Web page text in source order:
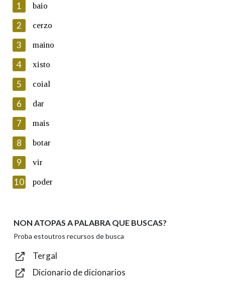
En cumprimento da normativa vixente en materia de
Protección de Datos de Carácter Persoal, a Real Academia
Galega informa a aqueles usuarios que faciliten o seu correo
electrónico, así como calquera outra información de carácter
persoal, que estes datos serán obxecto de tratamento
automatizado de carácter confidencial e incorporados aos seus
ficheiros informáticos. Así mesmo, os usuarios poderán exercer o
seu dereito de acceso, rectificación, oposición e cancelación dos
seus datos poñéndose en contacto connosco.
Lin e acepto as condicións da política de
Introduce o código que aparece na imaxe:
Texto de verificación
1 baio
2 cerzo
3 maino
4 xisto
5 coial
6 dar
7 mais
8 botar
9 vir
10 poder
NON ATOPAS A PALABRA QUE BUSCAS?
Proba estoutros recursos de busca
Tergal
Dicionario de dicionarios